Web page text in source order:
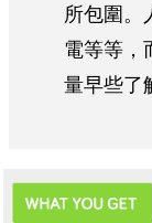
所包圍。
電等等，
量早些了